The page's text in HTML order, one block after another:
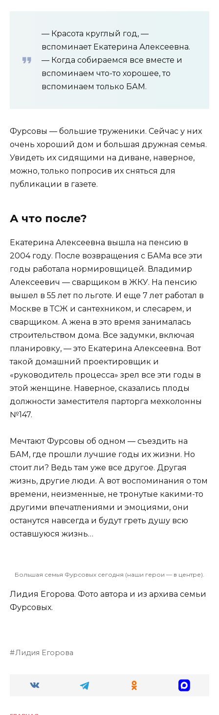
— Красота круглый год, —
вспоминает Екатерина Алексеевна.
— Когда собираемся все вместе и
вспоминаем что-то хорошее, то
вспоминаем только БАМ.
Фурсовы — большие труженики. Сейчас у них
очень хороший дом и большая дружная семья.
Увидеть их сидящими на диване, наверное,
можно, только попросив их сняться для
публикации в газете.
А что после?
Екатерина Алексеевна вышла на пенсию в
2004 году. После возвращения с БАМа все эти
годы работала нормировщицей. Владимир
Алексеевич — сварщиком в ЖКУ. На пенсию
вышел в 55 лет по льготе. И еще 7 лет работал в
Москве в ТСЖ и сантехником, и слесарем, и
сварщиком. А жена в это время занималась
строительством дома. Все задумки, включая
планировку, — это Екатерина Алексеевна. Вот
такой домашний проектировщик и
«руководитель процесса» зрел все эти годы в
этой женщине. Наверное, сказались плоды
должности заместителя парторга мехколонны
№147.
Мечтают Фурсовы об одном — съездить на
БАМ, где прошли лучшие годы их жизни. Но
стоит ли? Ведь там уже все другое. Другая
жизнь, другие люди. А вот воспоминания о том
времени, неизменные, не тронутые какими-то
другими впечатлениями и эмоциями, они
останутся навсегда и будут греть душу всю
оставшуюся жизнь…
Большая семья Фурсовых сегодня (наши герои — в центре).
Лидия Егорова. Фото автора и из архива семьи
Фурсовых.
Лидия Егорова